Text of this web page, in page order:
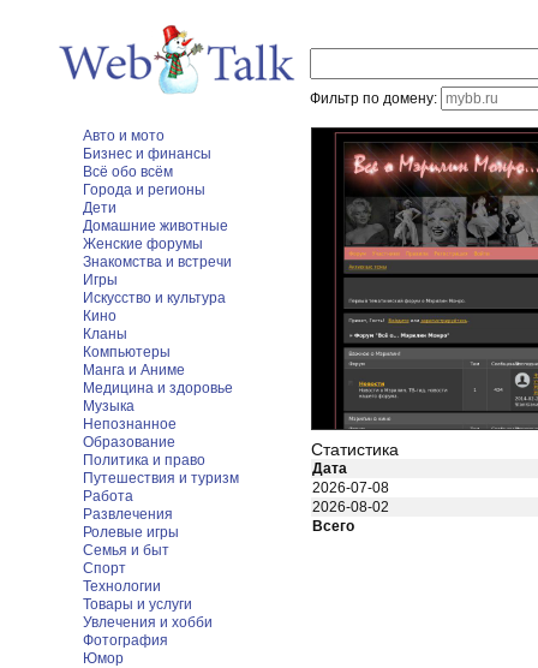
Фильтр по домену:
Авто и мото
Бизнес и финансы
Всё обо всём
Города и регионы
Дети
Домашние животные
Женские форумы
Знакомства и встречи
Игры
Искусство и культура
Кино
Кланы
Компьютеры
Манга и Аниме
Медицина и здоровье
Музыка
Непознанное
Образование
Политика и право
Путешествия и туризм
Работа
Развлечения
Ролевые игры
Семья и быт
Спорт
Технологии
Товары и услуги
Увлечения и хобби
Фотография
Юмор
Статистика
Дата
2026-07-08
2026-08-02
Всего